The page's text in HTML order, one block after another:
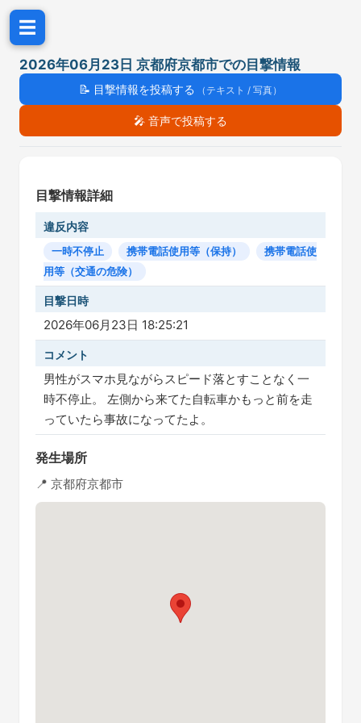
☰
2026年06月23日 京都府京都市での目撃情報
📝 目撃情報を投稿する （テキスト / 写真）
🎤 音声で投稿する
目撃情報詳細
違反内容
一時不停止 携帯電話使用等（保持）
携帯電話使
用等（交通の危険）
目撃日時
2026年06月23日 18:25:21
コメント
男性がスマホ見ながらスピード落とすことなく一
時不停止。 左側から来てた自転車かもっと前を走
っていたら事故になってたよ。
発生場所
📍 京都府京都市